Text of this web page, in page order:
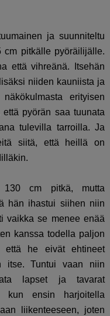
ja suunniteltu
cm pitkälle pyöräilijälle.
että vihreänä. Itsehän
niiden kauniista ja
erityisen
pyörän saa tuunata
tulevilla tarroilla. Ja
siitä, että heillä on
cm pitkä, mutta
hän ihastui siihen niin
vaikka se menee enää
kanssa todella paljon
että he eivät ehtineet
itse. Tuntui vaan niin
lapset ja tavarat
kun ensin harjoitella
liikenteeseen, joten